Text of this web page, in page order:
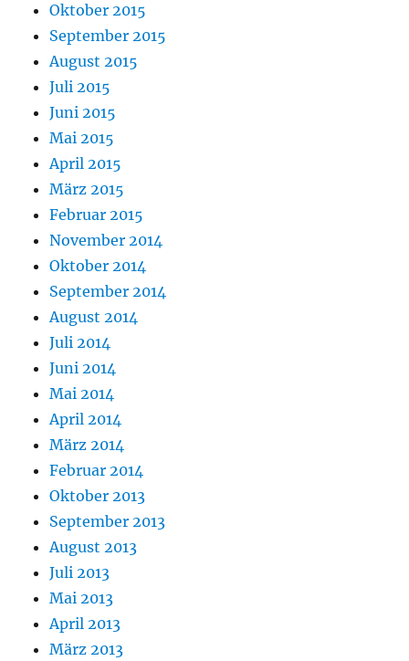
Oktober 2015
September 2015
August 2015
Juli 2015
Juni 2015
Mai 2015
April 2015
März 2015
Februar 2015
November 2014
Oktober 2014
September 2014
August 2014
Juli 2014
Juni 2014
Mai 2014
April 2014
März 2014
Februar 2014
Oktober 2013
September 2013
August 2013
Juli 2013
Mai 2013
April 2013
März 2013